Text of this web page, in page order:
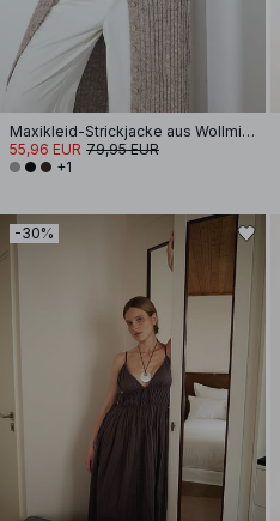
Maxikleid-Strickjacke aus Wollmischung
55,96 EUR 79,95 EUR
+1
-30%